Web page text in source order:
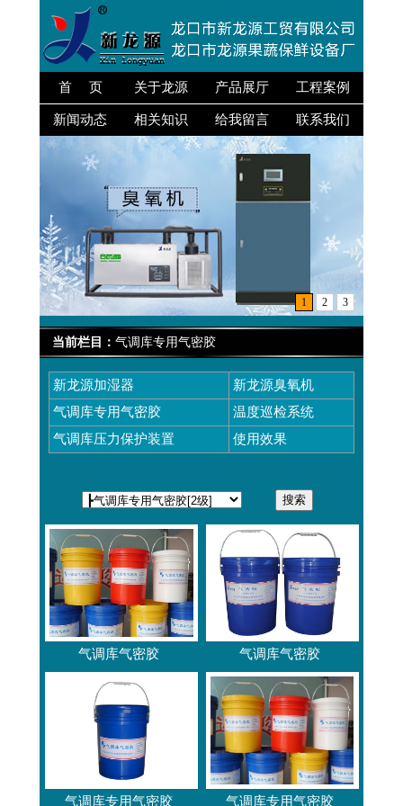
首 页 关于龙源 产品展厅 工程案例
新闻动态 相关知识 给我留言 联系我们
1 2 3
当前栏目： 气调库专用气密胶
新龙源加湿器
新龙源臭氧机
气调库专用气密胶
温度巡检系统
气调库压力保护装置
使用效果
气调库气密胶 气调库气密胶
气调库专用气密胶 气调库专用气密胶